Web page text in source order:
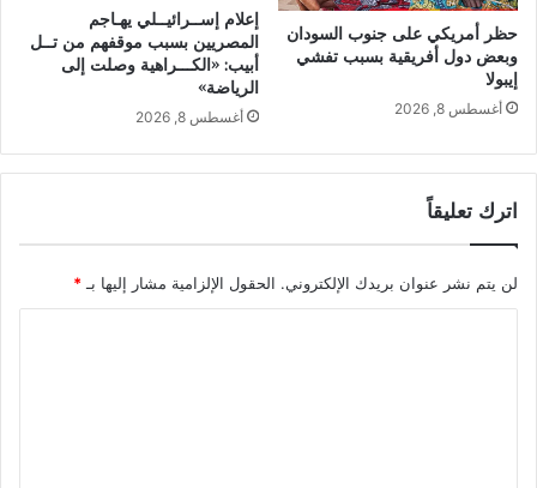
حظر أمريكي على جنوب السودان
وبعض دول أفريقية بسبب تفشي
إيبولا
أغسطس 8, 2026
إعلام إســرائيــلي يهـاجم
المصريين بسبب موقفهم من تــل
أبيب: «الكـــراهية وصلت إلى
الرياضة»
أغسطس 8, 2026
اترك تعليقاً
لن يتم نشر عنوان بريدك الإلكتروني. الحقول الإلزامية مشار إليها بـ *